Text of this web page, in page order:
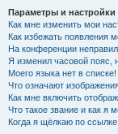
Параметры и настройки
Как мне изменить мои
Как избежать появления
На конференции
Я изменил часовой пояс,
Моего языка нет в списке!
Что означают
Как мне включить
Что такое звание и как я
Когда я щёлкаю по